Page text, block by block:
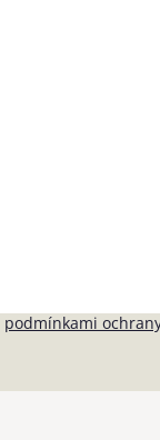
podmínkami